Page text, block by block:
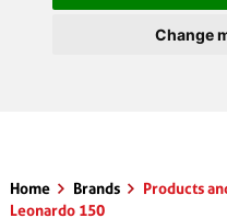
Change
Home Brands
Products
Leonardo 150